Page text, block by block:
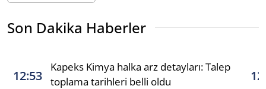
Son Dakika Haberler
12:53
Kapeks Kimya halka arz detayları: Talep
toplama tarihleri belli oldu